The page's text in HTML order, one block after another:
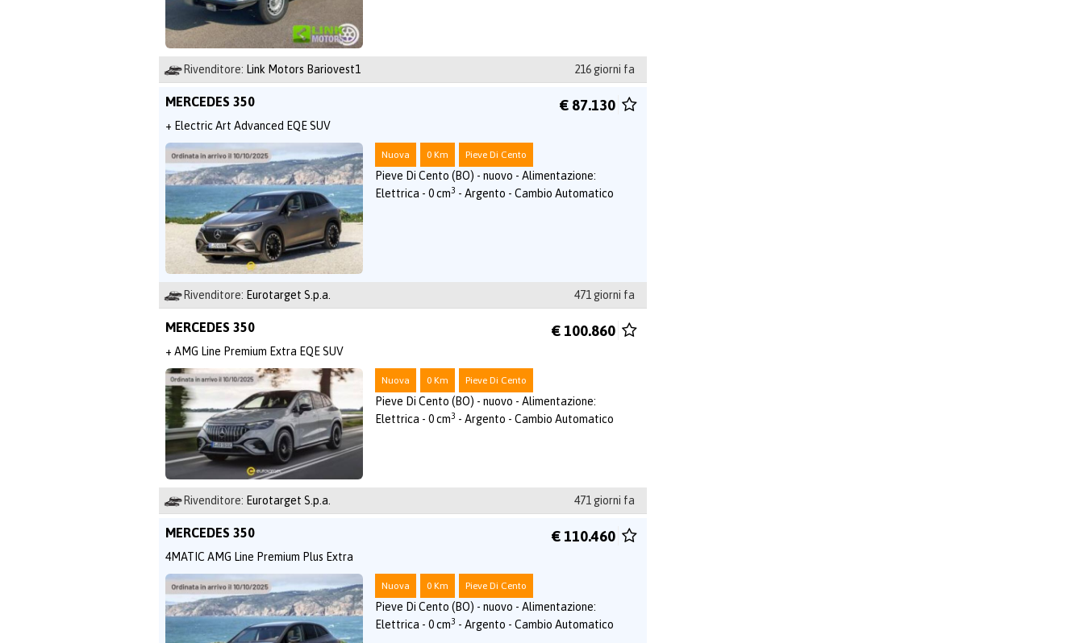
Rivenditore: Link Motors Bariovest1 216 giorni fa
MERCEDES 350
+ Electric Art Advanced EQE SUV
€ 87.130
Nuova 0 Km Pieve Di Cento
Pieve Di Cento (BO) - nuovo - Alimentazione:
Elettrica - 0 cm3 - Argento - Cambio Automatico
Rivenditore: Eurotarget S.p.a. 471 giorni fa
MERCEDES 350
+ AMG Line Premium Extra EQE SUV
€ 100.860
Nuova 0 Km Pieve Di Cento
Pieve Di Cento (BO) - nuovo - Alimentazione:
Elettrica - 0 cm3 - Argento - Cambio Automatico
Rivenditore: Eurotarget S.p.a. 471 giorni fa
MERCEDES 350
4MATIC AMG Line Premium Plus Extra
€ 110.460
Nuova 0 Km Pieve Di Cento
Pieve Di Cento (BO) - nuovo - Alimentazione:
Elettrica - 0 cm3 - Argento - Cambio Automatico